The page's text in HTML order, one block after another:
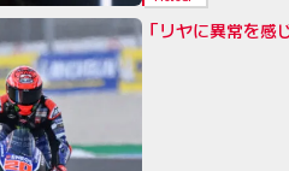
「リヤに異常を